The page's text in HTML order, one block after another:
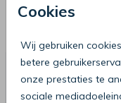
Cookies
Wij gebruiken
betere
onze prestaties te
sociale
Deze
voor je